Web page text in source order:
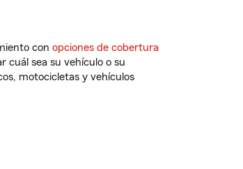
con opciones de cobertura
cuál sea su vehículo o su
motocicletas y vehículos